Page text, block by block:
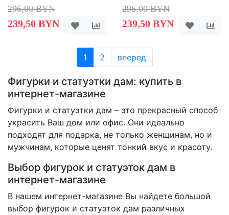
296,00 BYN
239,50 BYN
296,00 BYN
239,50 BYN
1 2 вперед
Фигурки и статуэтки дам: купить в
интернет-магазине
Фигурки и статуэтки дам – это прекрасный способ
украсить Ваш дом или офис. Они идеально
подходят для подарка, не только женщинам, но и
мужчинам, которые ценят тонкий вкус и красоту.
Выбор фигурок и статуэток дам в
интернет-магазине
В нашем интернет-магазине Вы найдете большой
выбор фигурок и статуэток дам различных